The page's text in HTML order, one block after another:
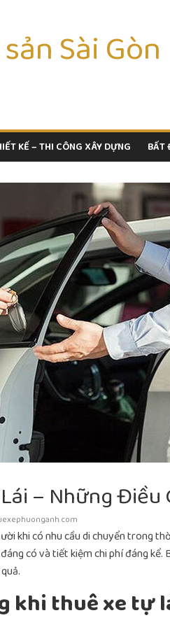
Sài Gòn
KẾ – THI CÔNG XÂY DỰNG BẤT
– Những Điều
khi có nhu cầu di chuyển trong
có và tiết kiệm chi phí đáng kể.
khi thuê xe tự